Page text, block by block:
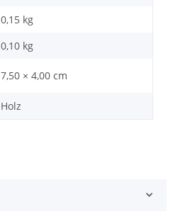
0,15 kg
0,10 kg
7,50 × 4,00 cm
Holz